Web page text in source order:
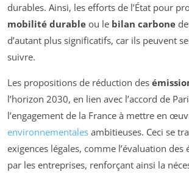
durables. Ainsi, les efforts de l’État pour
mobilité durable ou le bilan carbone
d’autant plus significatifs, car ils peuvent
suivre.
Les propositions de réduction des
l’horizon 2030, en lien avec l’accord de
l’engagement de la France à mettre en
environnementales ambitieuses. Ceci se
exigences légales, comme l’évaluation des
par les entreprises, renforçant ainsi la